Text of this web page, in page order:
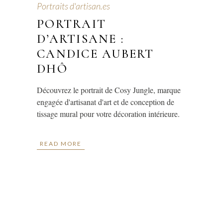
Portraits d'artisan.es
PORTRAIT
D’ARTISANE :
CANDICE AUBERT
DHÔ
Découvrez le portrait de Cosy Jungle, marque
engagée d'artisanat d'art et de conception de
tissage mural pour votre décoration intérieure.
READ MORE